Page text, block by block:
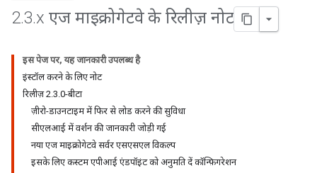
2.3.x एज माइक्रोगेटवे के रिलीज़ नोट
इस पेज पर, यह जानकारी उपलब्ध है
इंस्टॉल करने के लिए नोट
रिलीज़ 2.3.0-बीटा
ज़ीरो-डाउनटाइम में फिर से लोड करने की सुविधा
सीएलआई में वर्शन की जानकारी जोड़ी गई
नया एज माइक्रोगेटवे सर्वर एसएसएल विकल्प
इसके लिए कस्टम एपीआई एंडपॉइंट को अनुमति दें कॉन्फ़िगरेशन